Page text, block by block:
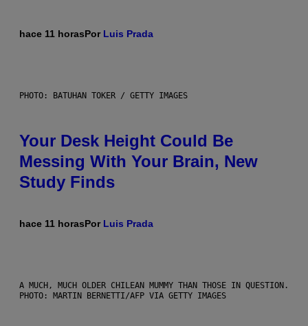
hace 11 horasPor Luis Prada
PHOTO: BATUHAN TOKER / GETTY IMAGES
Your Desk Height Could Be
Messing With Your Brain, New
Study Finds
hace 11 horasPor Luis Prada
A MUCH, MUCH OLDER CHILEAN MUMMY THAN THOSE IN QUESTION.
PHOTO: MARTIN BERNETTI/AFP VIA GETTY IMAGES